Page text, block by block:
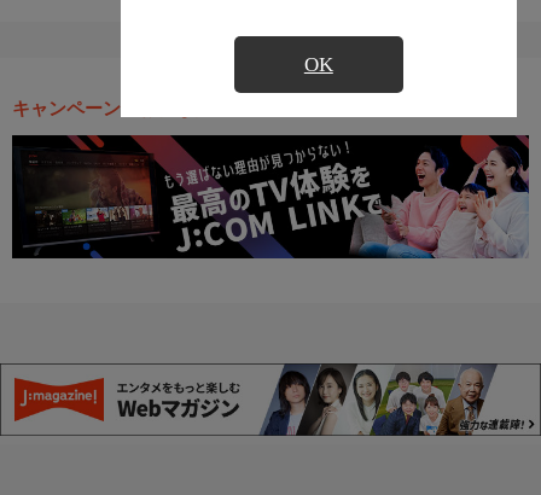
OK
キャンペーン・お得な情報